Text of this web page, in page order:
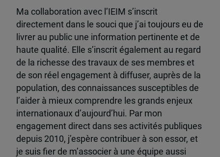
Ma collaboration avec l’IEIM s’inscrit
directement dans le souci que j’ai toujours eu de
livrer au public une information pertinente et de
haute qualité. Elle s’inscrit également au regard
de la richesse des travaux de ses membres et
de son réel engagement à diffuser, auprès de la
population, des connaissances susceptibles de
l’aider à mieux comprendre les grands enjeux
internationaux d’aujourd’hui. Par mon
engagement direct dans ses activités publiques
depuis 2010, j’espère contribuer à son essor, et
je suis fier de m’associer à une équipe aussi